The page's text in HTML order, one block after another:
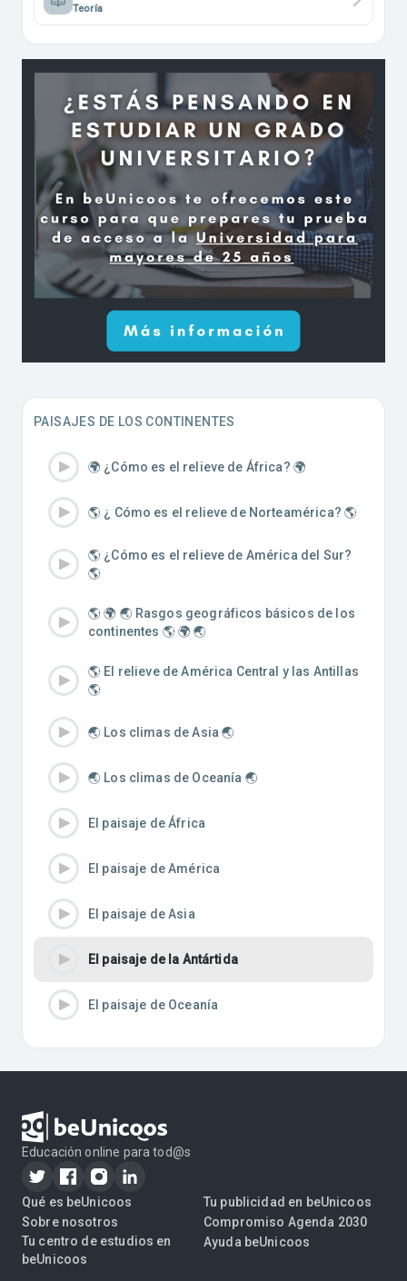
Teoría
PAISAJES DE LOS CONTINENTES
🌍 ¿Cómo es el relieve de África? 🌍
🌎 ¿ Cómo es el relieve de Norteamérica? 🌎
🌎 ¿Cómo es el relieve de América del Sur?
🌎
🌎 🌍 🌏 Rasgos geográficos básicos de los
continentes 🌎 🌍 🌏
🌎 El relieve de América Central y las Antillas
🌎
🌏 Los climas de Asia 🌏
🌏 Los climas de Oceanía 🌏
El paisaje de África
El paisaje de América
El paisaje de Asia
El paisaje de la Antártida
El paisaje de Oceanía
Educación online para tod@s
Qué es beUnicoos
Sobre nosotros
Tu centro de estudios en
beUnicoos
Tu publicidad en beUnicoos
Compromiso Agenda 2030
Ayuda beUnicoos